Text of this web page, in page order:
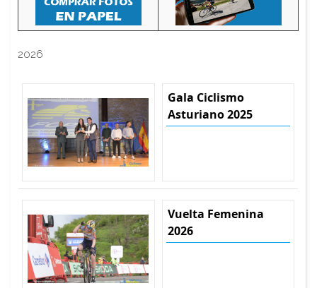
2026
Gala Ciclismo
Asturiano 2025
Vuelta Femenina
2026